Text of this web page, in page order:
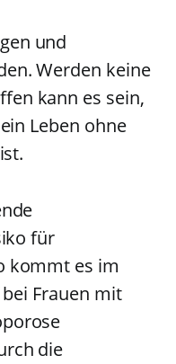
und
Werden keine
kann es sein,
Leben ohne
für
kommt es im
Frauen mit
die